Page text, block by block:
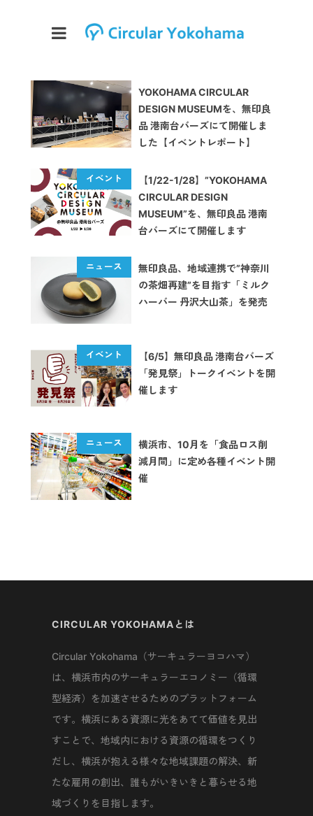
YOKOHAMA CIRCULAR
DESIGN MUSEUMを、無印良
品 港南台バーズにて開催しま
した【イベントレポート】
【1/22-1/28】”YOKOHAMA
CIRCULAR DESIGN
MUSEUM”を、無印良品 港南
台バーズにて開催します
無印良品、地域連携で”神奈川
の茶畑再建”を目指す「ミルク
ハーバー 丹沢大山茶」を発売
【6/5】無印良品 港南台バーズ
「発見祭」トークイベントを開
催します
横浜市、10月を「食品ロス削
減月間」に定め各種イベント開
催
CIRCULAR YOKOHAMAとは
Circular Yokohama（サーキュラーヨコハマ）
は、横浜市内のサーキュラーエコノミー（循環
型経済）を加速させるためのプラットフォーム
です。横浜にある資源に光をあてて価値を見出
すことで、地域内における資源の循環をつくり
だし、横浜が抱える様々な地域課題の解決、新
たな雇用の創出、誰もがいきいきと暮らせる地
域づくりを目指します。